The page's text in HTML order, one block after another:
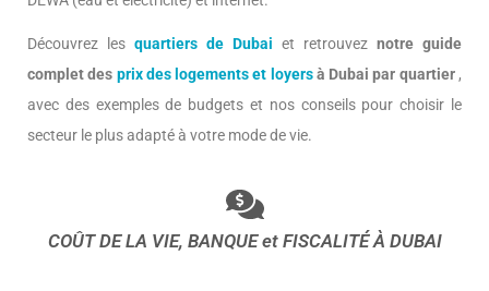
Découvrez les quartiers de Dubai et retrouvez notre guide
complet des prix des logements et loyersà Dubai par quartier,
avec des exemples de budgets et nos conseils pour choisir le
secteur le plus adapté à votre mode de vie.
COÛT DE LA VIE, BANQUE et FISCALITÉ À DUBAI